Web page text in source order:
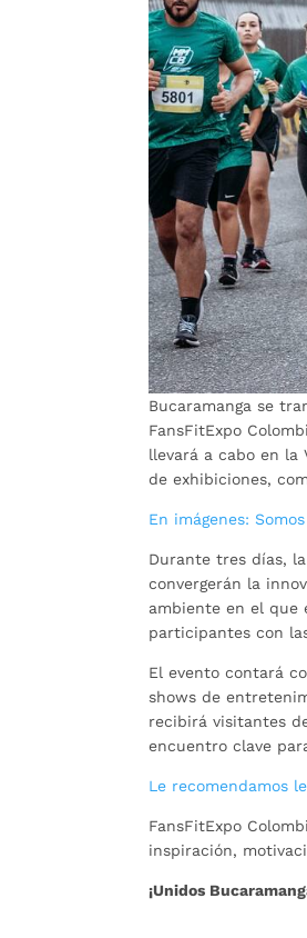
Bucaramanga se
FansFitExpo
llevará a cabo en la
de exhibiciones,
En imágenes:
Durante tres días,
convergerán la
ambiente en el que
participantes con
El evento contará
shows de
recibirá visitantes
encuentro clave
Le recomendamos
FansFitExpo
inspiración,
¡Unidos